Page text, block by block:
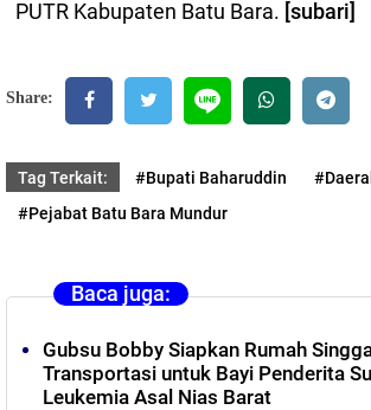
PUTR Kabupaten Batu Bara. [subari]
Share:
Tag Terkait: #Bupati Baharuddin
#Pejabat Batu Bara Mundur
Baca juga:
Gubsu Bobby Siapkan Rumah
Transportasi untuk Bayi Penderita
Leukemia Asal Nias Barat